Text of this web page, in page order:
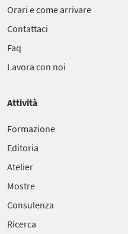
Orari e come arrivare
Contattaci
Faq
Lavora con noi
Attività
Formazione
Editoria
Atelier
Mostre
Consulenza
Ricerca